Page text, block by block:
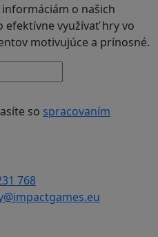
o našich
efektívne využívať hry vo
motivujúce a prínosné.
so spracovaním
768